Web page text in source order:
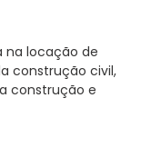
na locação de
construção civil,
construção e